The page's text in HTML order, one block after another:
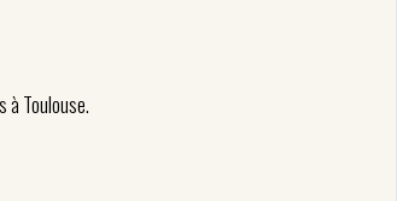
Toulouse.